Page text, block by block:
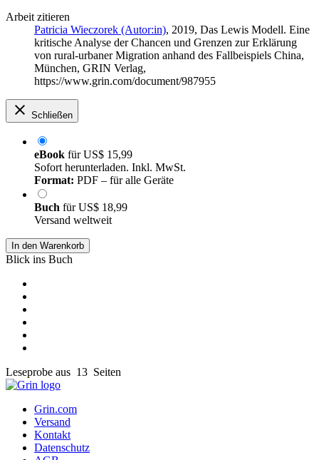
Arbeit zitieren
Patricia Wieczorek (Autor:in), 2019, Das Lewis Modell. Eine
kritische Analyse der Chancen und Grenzen zur Erklärung
von rural-urbaner Migration anhand des Fallbeispiels China,
München, GRIN Verlag,
https://www.grin.com/document/987955
Schließen
eBook fürUS$ 15,99
Sofort herunterladen. Inkl. MwSt.
Format: PDF – für alle Geräte
Buch fürUS$ 18,99
Versand weltweit
In den Warenkorb
Blick ins Buch
Leseprobe aus 13 Seiten
Grin.com
Versand
Kontakt
Datenschutz